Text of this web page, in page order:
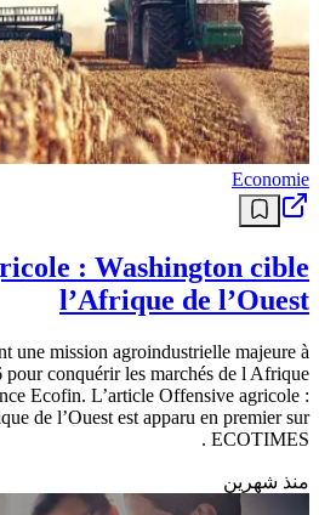
Economie
: Washington cible
l’Afrique de l’Ouest
une mission agroindustrielle majeure à
pour conquérir les marchés de l Afrique
Ecofin. L’article Offensive agricole :
de l’Ouest est apparu en premier sur
ECOTIMES .
منذ شهرين